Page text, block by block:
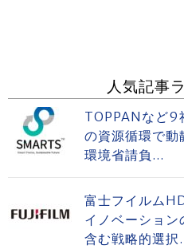
人気記事
TOPPANなど
の資源循環で
環境省請負...
富士フイルム
イノベーション
含む戦略的選択